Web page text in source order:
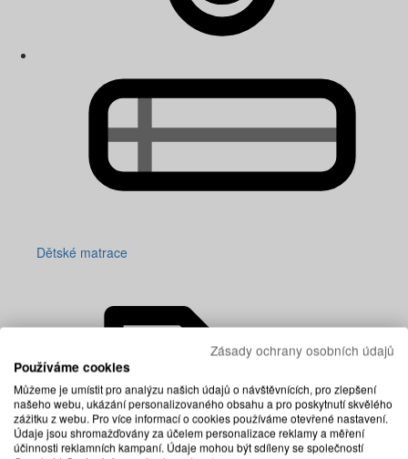
Dětské matrace
Zásady ochrany osobních údajů
Používáme cookies
Můžeme je umístit pro analýzu našich údajů o návštěvnících, pro zlepšení
našeho webu, ukázání personalizovaného obsahu a pro poskytnutí skvělého
zážitku z webu. Pro více informací o cookies používáme otevřené nastavení.
Údaje jsou shromažďovány za účelem personalizace reklamy a měření
účinnosti reklamních kampaní. Údaje mohou být sdíleny se společností